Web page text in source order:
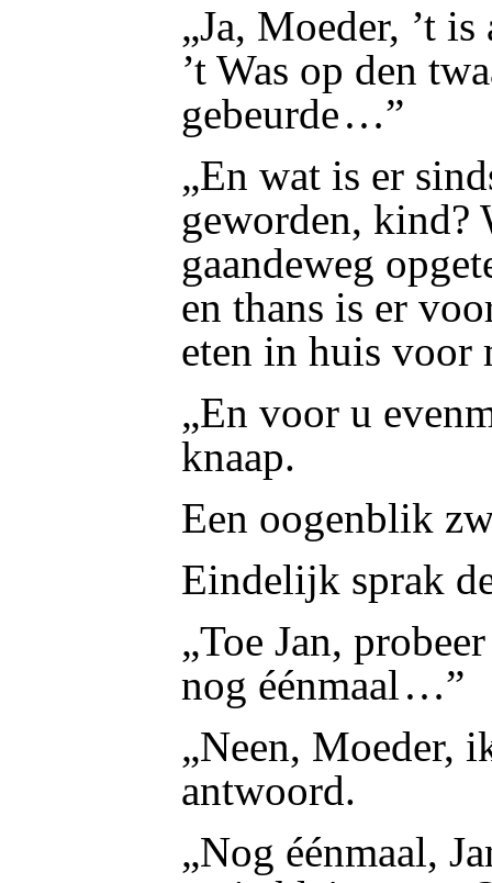
„Ja, Moeder, ’t
’t Was op den
gebeurde …”
„En wat is er
geworden, kind?
gaandeweg
en thans is er
eten in huis voor
„En voor u
knaap.
Een oogenblik
Eindelijk sprak
„Toe Jan,
nog éénmaal …”
„Neen, Moeder,
antwoord.
„Nog éénmaal,